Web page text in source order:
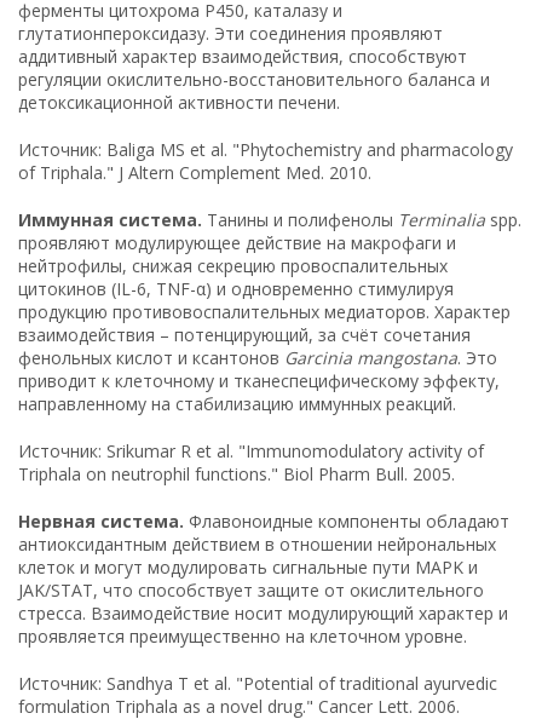
ферменты цитохрома P450, каталазу и
глутатионпероксидазу. Эти соединения проявляют
аддитивный характер взаимодействия, способствуют
регуляции окислительно-восстановительного баланса и
детоксикационной активности печени.
Источник: Baliga MS et al. "Phytochemistry and pharmacology
of Triphala." J Altern Complement Med. 2010.
Иммунная система. Танины и полифенолы Terminalia spp.
проявляют модулирующее действие на макрофаги и
нейтрофилы, снижая секрецию провоспалительных
цитокинов (IL-6, TNF-α) и одновременно стимулируя
продукцию противовоспалительных медиаторов. Характер
взаимодействия – потенцирующий, за счёт сочетания
фенольных кислот и ксантонов Garcinia mangostana. Это
приводит к клеточному и тканеспецифическому эффекту,
направленному на стабилизацию иммунных реакций.
Источник: Srikumar R et al. "Immunomodulatory activity of
Triphala on neutrophil functions." Biol Pharm Bull. 2005.
Нервная система. Флавоноидные компоненты обладают
антиоксидантным действием в отношении нейрональных
клеток и могут модулировать сигнальные пути MAPK и
JAK/STAT, что способствует защите от окислительного
стресса. Взаимодействие носит модулирующий характер и
проявляется преимущественно на клеточном уровне.
Источник: Sandhya T et al. "Potential of traditional ayurvedic
formulation Triphala as a novel drug." Cancer Lett. 2006.